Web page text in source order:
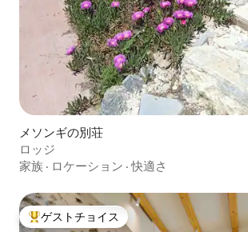
メソンギの別荘
ロッジ
家族 · ロケーション ·快適さ
大好評のゲストチョイスです。
ゲストチョイス